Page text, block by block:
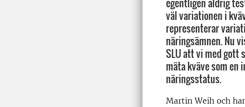
egentligen aldrig
väl variationen i
representerar
näringsämnen. Nu
SLU att vi med gott
mäta kväve som en
näringsstatus.
Martin Weih och